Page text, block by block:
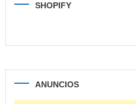
SHOPIFY
ANUNCIOS